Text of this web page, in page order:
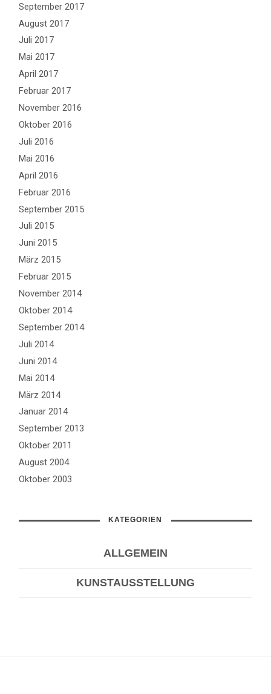
September 2017
August 2017
Juli 2017
Mai 2017
April 2017
Februar 2017
November 2016
Oktober 2016
Juli 2016
Mai 2016
April 2016
Februar 2016
September 2015
Juli 2015
Juni 2015
März 2015
Februar 2015
November 2014
Oktober 2014
September 2014
Juli 2014
Juni 2014
Mai 2014
März 2014
Januar 2014
September 2013
Oktober 2011
August 2004
Oktober 2003
KATEGORIEN
ALLGEMEIN
KUNSTAUSSTELLUNG